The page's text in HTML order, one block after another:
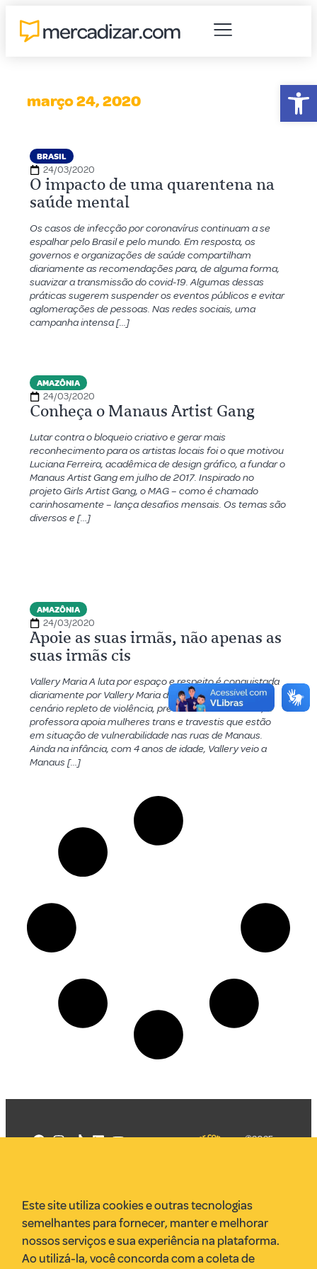
março 24, 2020
BRASIL
24/03/2020
O impacto de uma quarentena na
saúde mental
Os casos de infecção por coronavírus continuam a se
espalhar pelo Brasil e pelo mundo. Em resposta, os
governos e organizações de saúde compartilham
diariamente as recomendações para, de alguma forma,
suavizar a transmissão do covid-19. Algumas dessas
práticas sugerem suspender os eventos públicos e evitar
aglomerações de pessoas. Nas redes sociais, uma
campanha intensa […]
AMAZÔNIA
24/03/2020
Conheça o Manaus Artist Gang
Lutar contra o bloqueio criativo e gerar mais
reconhecimento para os artistas locais foi o que motivou
Luciana Ferreira, acadêmica de design gráfico, a fundar o
Manaus Artist Gang em julho de 2017. Inspirado no
projeto Girls Artist Gang, o MAG – como é chamado
carinhosamente – lança desafios mensais. Os temas são
diversos e […]
AMAZÔNIA
24/03/2020
Apoie as suas irmãs, não apenas as
suas irmãs cis
Vallery Maria A luta por espaço e respeito é conquistada
diariamente por Vallery Maria de Sousa Pinto. Em um
cenário repleto de violência, preconceito e exclusão, a
professora apoia mulheres trans e travestis que estão
em situação de vulnerabilidade nas ruas de Manaus.
Ainda na infância, com 4 anos de idade, Vallery veio a
Manaus […]
VR Assessoria
Parcerias
Envie uma pauta
©2025
Este site utiliza cookies e outras tecnologias
semelhantes para fornecer, manter e melhorar
nossos serviços e sua experiência na plataforma.
Ao utilizá-la, você concorda com a coleta de